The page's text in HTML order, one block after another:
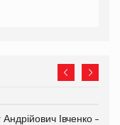
Івченко —